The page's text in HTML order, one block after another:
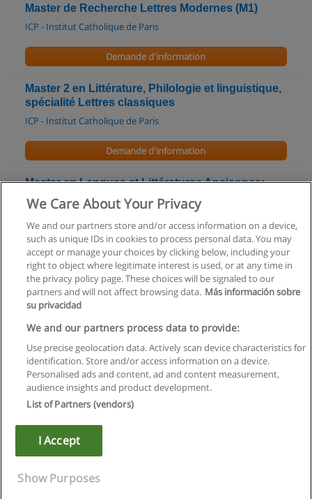
Master de Recherche Lettres Modernes (M1)
ICP - Institut Catholique de Paris
Demande d'information
Master 2 en Littérature, Philologie et linguistique,
spécialité Lettres classiques
ICP - Institut Catholique de Paris
Demande d'information
Master en Langues et Littératures Anciennes:
Orientation "Orientales"
Demande d'information
Règles d'utilisation
Confidentialité des données
Contacter Educaedu
Copyright © Educaedu Business S.L. - CIF : B-95610580: -
We Care About Your Privacy
We and our partners store and/or access information on a device,
such as unique IDs in cookies to process personal data. You may
accept or manage your choices by clicking below, including your
right to object where legitimate interest is used, or at any time in
the privacy policy page. These choices will be signaled to our
partners and will not affect browsing data. Más información sobre
su privacidad
We and our partners process data to provide:
Use precise geolocation data. Actively scan device characteristics for
identification. Store and/or access information on a device.
Personalised ads and content, ad and content measurement,
audience insights and product development.
List of Partners (vendors)
I Accept
Show Purposes